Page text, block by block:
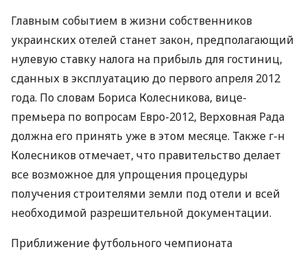
Главным событием в жизни собственников
украинских отелей станет закон, предполагающий
нулевую ставку налога на прибыль для гостиниц,
сданных в эксплуатацию до первого апреля 2012
года. По словам Бориса Колесникова, вице-
премьера по вопросам Евро-2012, Верховная Рада
должна его принять уже в этом месяце. Также г-н
Колесников отмечает, что правительство делает
все возможное для упрощения процедуры
получения строителями земли под отели и всей
необходимой разрешительной документации.
Приближение футбольного чемпионата